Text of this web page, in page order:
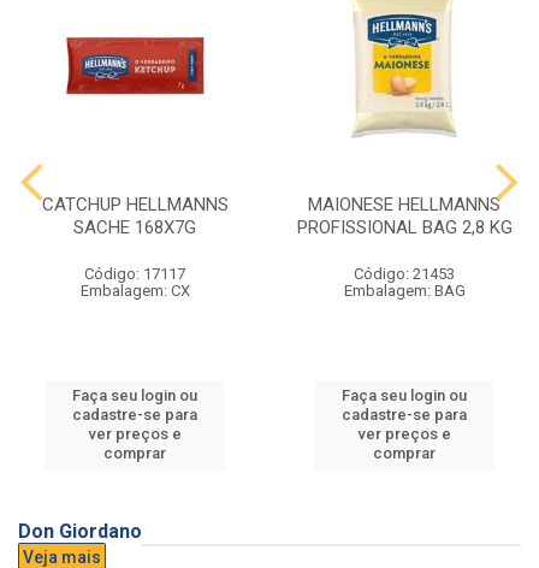
CATCHUP HELLMANNS
SACHE 168X7G
Código: 17117
Embalagem: CX
Faça seu login ou
cadastre-se para
ver preços e
comprar
MAIONESE HELLMANNS
PROFISSIONAL BAG 2,8 KG
Código: 21453
Embalagem: BAG
Faça seu login ou
cadastre-se para
ver preços e
comprar
Don Giordano
Veja mais